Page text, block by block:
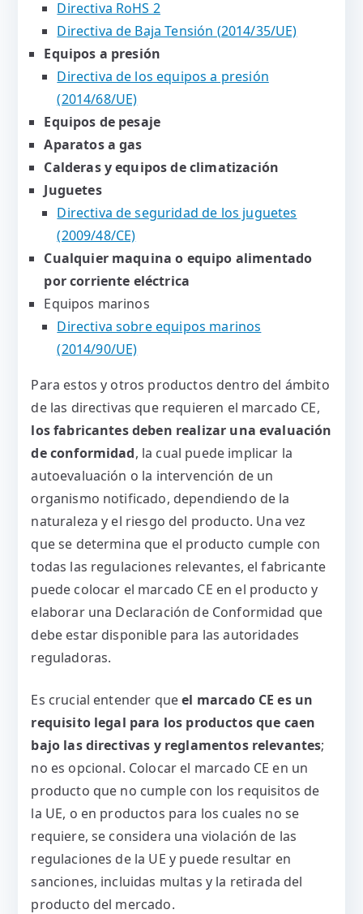
Directiva RoHS 2
Directiva de Baja Tensión (2014/35/UE)
Equipos a presión
Directiva de los equipos a presión
(2014/68/UE)
Equipos de pesaje
Aparatos a gas
Calderas y equipos de climatización
Juguetes
Directiva de seguridad de los juguetes
(2009/48/CE)
Cualquier maquina o equipo alimentado
por corriente eléctrica
Equipos marinos
Directiva sobre equipos marinos
(2014/90/UE)
Para estos y otros productos dentro del ámbito
de las directivas que requieren el marcado CE,
los fabricantes deben realizar una evaluación
de conformidad, la cual puede implicar la
autoevaluación o la intervención de un
organismo notificado, dependiendo de la
naturaleza y el riesgo del producto. Una vez
que se determina que el producto cumple con
todas las regulaciones relevantes, el fabricante
puede colocar el marcado CE en el producto y
elaborar una Declaración de Conformidad que
debe estar disponible para las autoridades
reguladoras.
Es crucial entender queel marcado CE es un
requisito legal para los productos que caen
bajo las directivas y reglamentos relevantes;
no es opcional. Colocar el marcado CE en un
producto que no cumple con los requisitos de
la UE, o en productos para los cuales no se
requiere, se considera una violación de las
regulaciones de la UE y puede resultar en
sanciones, incluidas multas y la retirada del
producto del mercado.